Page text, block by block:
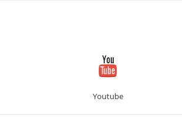
Youtube